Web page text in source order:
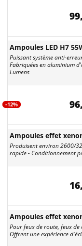
Ampoules LED H7
Puissant système anti-
Fabriquées en aluminium
Lumens
-12%
Ampoules effet
Produisent environ 2600/
rapide - Conditionnement
Ampoules effet
Pour feux de route, feux
Offrent une expérience